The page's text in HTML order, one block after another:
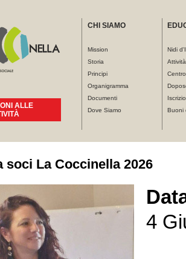
ALLE
CHI SIAMO
Mission
Storia
Principi
Organigramma
Documenti
Dove Siamo
Nidi
Buoni
soci La Coccinella 2026
4